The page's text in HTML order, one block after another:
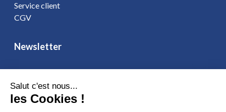
Service client
CGV
Newsletter
Vous affirmez avoir pris connaissance de notre
Salut c'est nous...
les Cookies !